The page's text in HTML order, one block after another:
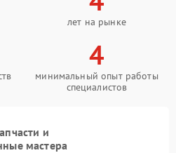
лет на рынке
4
минимальный опыт работы
специалистов
и
мастера